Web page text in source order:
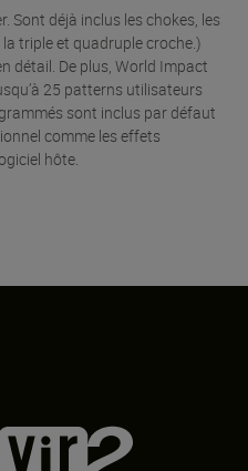
Sont déjà inclus les chokes, les
triple et quadruple croche.)
détail. De plus, World Impact
25 patterns utilisateurs
sont inclus par défaut
comme les effets
hôte.